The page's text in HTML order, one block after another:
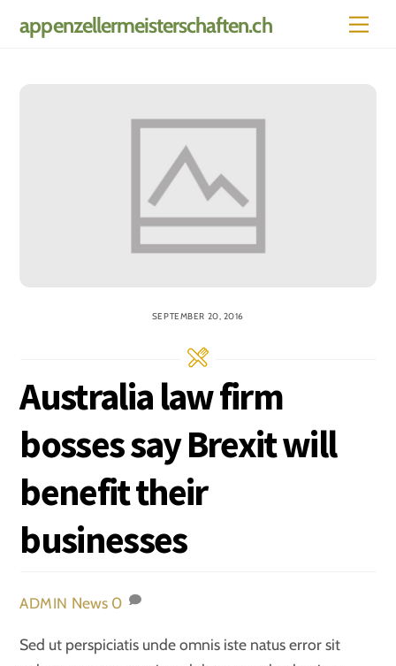
appenzellermeisterschaften.ch
SEPTEMBER 20, 2016
Australia law firm
bosses say Brexit will
benefit their
businesses
ADMIN News 0
Sed ut perspiciatis unde omnis iste natus error sit